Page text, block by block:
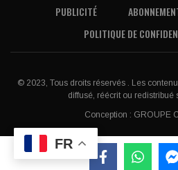
PUBLICITÉ
POLITIQUE DE
© 2023, Tous droits réservés . Les
diffusé, réécrit ou redistribué
Conception : GROUPE
FR